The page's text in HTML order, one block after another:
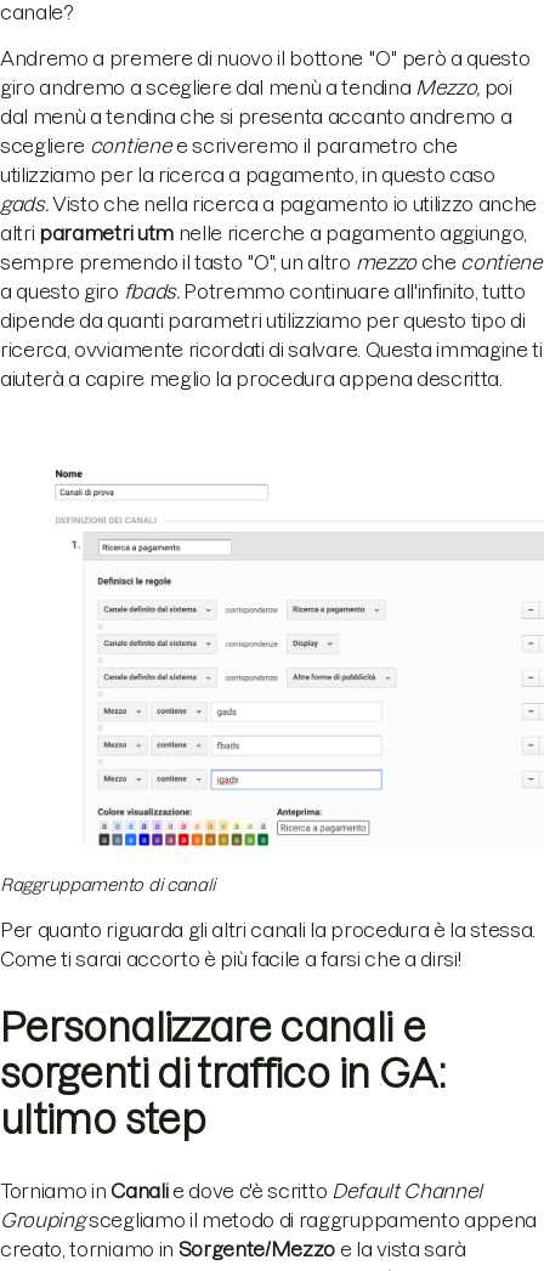
canale?
Andremo a premere di nuovo il bottone "O" però a questo
giro andremo a scegliere dal menù a tendina Mezzo, poi
dal menù a tendina che si presenta accanto andremo a
scegliere contienee scriveremo il parametro che
utilizziamo per la ricerca a pagamento, in questo caso
gads.Visto che nella ricerca a pagamento io utilizzo anche
altri parametri utmnelle ricerche a pagamento aggiungo,
sempre premendo il tasto "O", un altro mezzoche contiene
a questo giro fbads. Potremmo continuare all'infinito, tutto
dipende da quanti parametri utilizziamo per questo tipo di
ricerca, ovviamente ricordati di salvare. Questa immagine ti
aiuterà a capire meglio la procedura appena descritta.
Raggruppamento di canali
Per quanto riguarda gli altri canali la procedura è la stessa.
Come ti sarai accorto è più facile a farsi che a dirsi!
Personalizzare canali e
sorgenti di traffico in GA:
ultimo step
Torniamo inCanalie dove c'è scritto Default Channel
Groupingscegliamo il metodo di raggruppamento appena
creato, torniamo in Sorgente/Mezzo e la vista sarà